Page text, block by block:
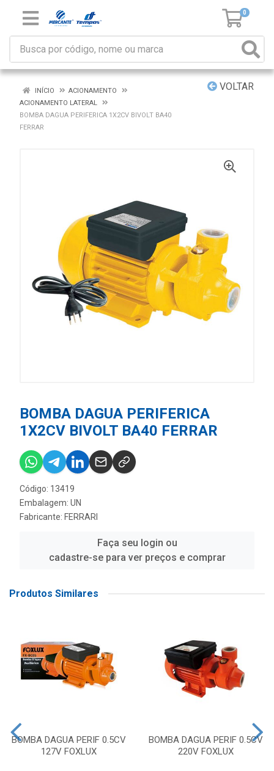
0
VOLTAR
INÍCIO
ACIONAMENTO
ACIONAMENTO LATERAL
BOMBA DAGUA PERIFERICA 1X2CV BIVOLT BA40
FERRAR
BOMBA DAGUA PERIFERICA
1X2CV BIVOLT BA40 FERRAR
Código: 13419
Embalagem: UN
Fabricante: FERRARI
Faça seu login ou
cadastre-se para ver preços e comprar
Produtos Similares
BOMBA DAGUA PERIF 0.5CV
127V FOXLUX
BOMBA DAGUA PERIF 0.5CV
220V FOXLUX